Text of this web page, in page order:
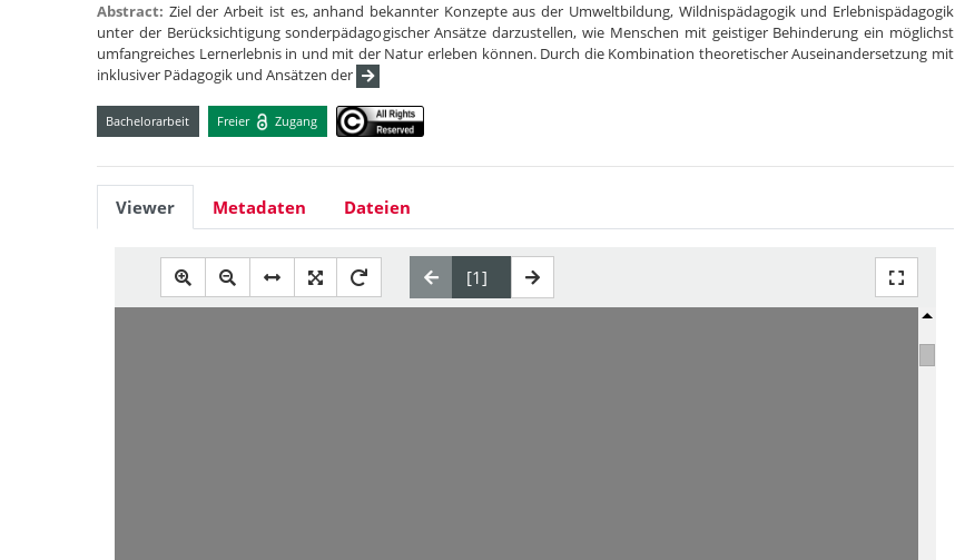
Abstract: Ziel der Arbeit ist es, anhand bekannter Konzepte aus der Umweltbildung, Wildnispädagogik und Erlebnispädagogik
unter der Berücksichtigung sonderpädagogischer Ansätze darzustellen, wie Menschen mit geistiger Behinderung ein möglichst
umfangreiches Lernerlebnis in und mit der Natur erleben können. Durch die Kombination theoretischer Auseinandersetzung mit
inklusiver Pädagogik und Ansätzen der
Bachelorarbeit Freier Zugang
Viewer Metadaten Dateien